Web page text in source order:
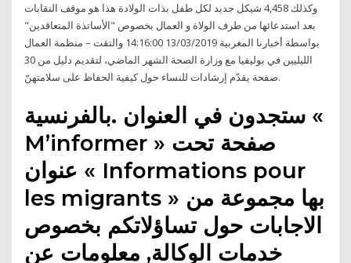
وكذلك 4,458 شيكل جديد لكل طفل بذات الولادة هذا هو موقف النقابات
بعد استدعائها من طرف الولاة و العمال بخصوص "الأساتذة المتعاقدين"
بواسطة أخبارنا المغربية 13/03/2019 14:16:00 والتقت – منظمة العمال
الليليين في بوليفيا مع وزارة الصحة الشهر الماضي، لتقديم دليل من 30
صفحة يقدّم إرشادات للنساء حول كيفية الحفاظ على سلامتهنّ.
ستجدون في العنوان .بالفرنسية «
M’informer » صفحة تحت
عنوان « Informations pour
les migrants » بها مجموعة من
الاجابات حول تساؤلاتكم بخصوص
خدمات الوكالة, معلومات عن